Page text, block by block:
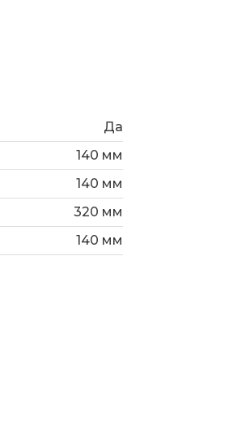
Да
140 мм
140 мм
320 мм
140 мм